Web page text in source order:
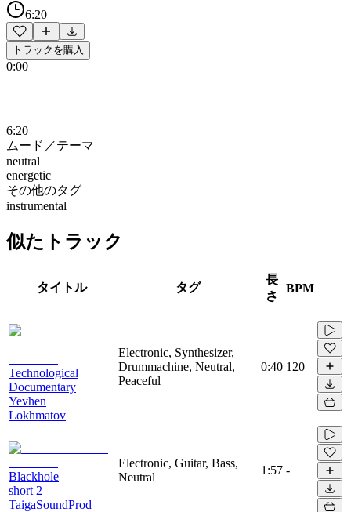
6:20
トラックを購入
0:00
6:20
ムード／テーマ
neutral
energetic
その他のタグ
instrumental
似たトラック
タイトル タグ
長
さ
BPM
Technological
Documentary
Yevhen
Lokhmatov
Electronic, Synthesizer,
Drummachine, Neutral,
Peaceful
0:40 120
Blackhole
short 2
TaigaSoundProd
Electronic, Guitar, Bass,
Neutral
1:57 -